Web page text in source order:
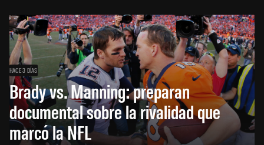
HACE 3 DÍAS
Brady vs. Manning: preparan
documental sobre la rivalidad que
marcó la NFL